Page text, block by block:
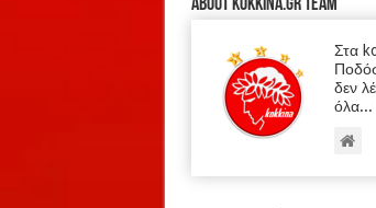
About kokkina.gr TEAM
Στα
δεν
όλα...